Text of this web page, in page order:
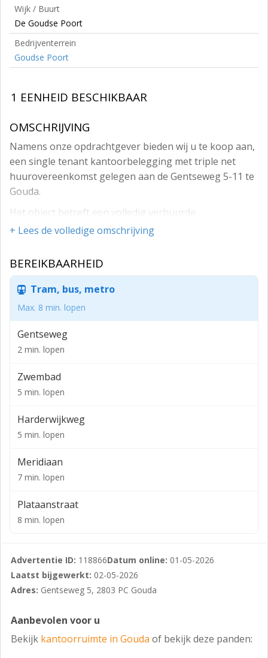
Wijk / Buurt
De Goudse Poort
Bedrijventerrein
Goudse Poort
1 EENHEID BESCHIKBAAR
OMSCHRIJVING
Namens onze opdrachtgever bieden wij u te koop aan,
een single tenant kantoorbelegging met triple net
huurovereenkomst gelegen aan de Gentseweg 5-11 te
Gouda.
Het object betreft een volledig verhuurde
kantoorbelegging bestaande uit vijf bouwlagen van in
44 parkeerplaatsen gelegen op eigen terrein en heeft
Het kantoorpand is gelegen op bedrijventerrein De
Goudse Poort, een gemengd werkgebied met
kantoren, bedrijfsruimten en diverse voorzieningen.
De locatie is goed bereikbaar via de nabijgelegen A12
en N207 en heeft een goede ontsluiting richting het
Het object is volledig verhuurd aan Vewolar1 B.V., beter
jaarlijkse kale huurinkomsten bedragen EUR
295.809,48, te vermeerderen met btw. De
295.809,48 per jaar te vermeerderen met BTW.
VLOEROPPERVLAKTE
m² verdeeld over vijf bouwlagen.
ENERGIELABEL
02-2035
KADASTRALE GEGEVENS
+ Lees de volledige omschrijving
BEREIKBAARHEID
Tram, bus, metro
Max. 8 min. lopen
Gentseweg
2 min. lopen
Zwembad
5 min. lopen
Harderwijkweg
5 min. lopen
Meridiaan
7 min. lopen
Plataanstraat
8 min. lopen
Advertentie ID: 118866Datum online: 01-05-2026
Laatst bijgewerkt: 02-05-2026
Adres: Gentseweg 5, 2803 PC Gouda
Aanbevolen voor u
Bekijk kantoorruimte in Gouda of bekijk deze panden: